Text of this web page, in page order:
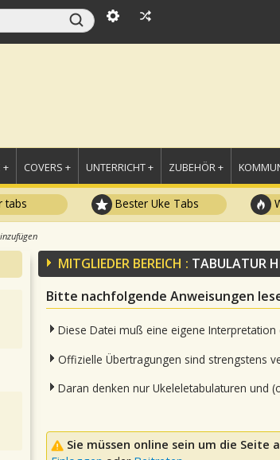
+ COVERS + UNTERRICHT + ZUBEHÖR +
tabs Bester Uke Tabs
MITGLIEDER BEREICH : TABULATUR
Bitte nachfolgende Anweisungen
Diese Datei muß eine eigene Interpretation
Offizielle Übertragungen sind strengstens
Daran denken nur Ukeleletabulaturen und
Sie müssen online sein um die Seite